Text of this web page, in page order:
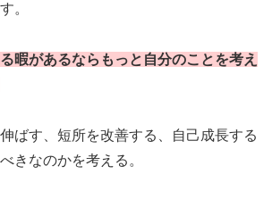
。
暇があるならもっと自分のことを考え
ばす、短所を改善する、自己成長する
きなのかを考える。